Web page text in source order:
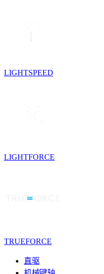
LIGHTSPEED
LIGHTFORCE
TRUEFORCE
直驱